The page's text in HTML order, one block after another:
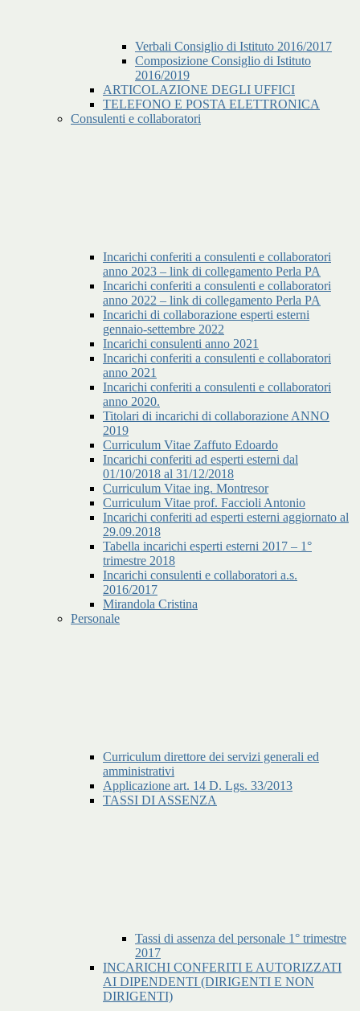
Verbali Consiglio di Istituto 2016/2017
Composizione Consiglio di Istituto
2016/2019
ARTICOLAZIONE DEGLI UFFICI
TELEFONO E POSTA ELETTRONICA
Consulenti e collaboratori
Incarichi conferiti a consulenti e collaboratori
anno 2023 – link di collegamento Perla PA
Incarichi conferiti a consulenti e collaboratori
anno 2022 – link di collegamento Perla PA
Incarichi di collaborazione esperti esterni
gennaio-settembre 2022
Incarichi consulenti anno 2021
Incarichi conferiti a consulenti e collaboratori
anno 2021
Incarichi conferiti a consulenti e collaboratori
anno 2020.
Titolari di incarichi di collaborazione ANNO
2019
Curriculum Vitae Zaffuto Edoardo
Incarichi conferiti ad esperti esterni dal
01/10/2018 al 31/12/2018
Curriculum Vitae ing. Montresor
Curriculum Vitae prof. Faccioli Antonio
Incarichi conferiti ad esperti esterni aggiornato al
29.09.2018
Tabella incarichi esperti esterni 2017 – 1°
trimestre 2018
Incarichi consulenti e collaboratori a.s.
2016/2017
Mirandola Cristina
Personale
Curriculum direttore dei servizi generali ed
amministrativi
Applicazione art. 14 D. Lgs. 33/2013
TASSI DI ASSENZA
Tassi di assenza del personale 1° trimestre
2017
INCARICHI CONFERITI E AUTORIZZATI
AI DIPENDENTI (DIRIGENTI E NON
DIRIGENTI)